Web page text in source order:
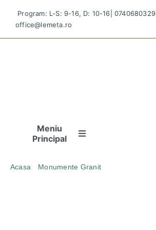
content
Program: L-S: 9-16, D: 10-16|0740680329
office@lemeta.ro
Meniu
Principal
Acasa
Monumente Granit